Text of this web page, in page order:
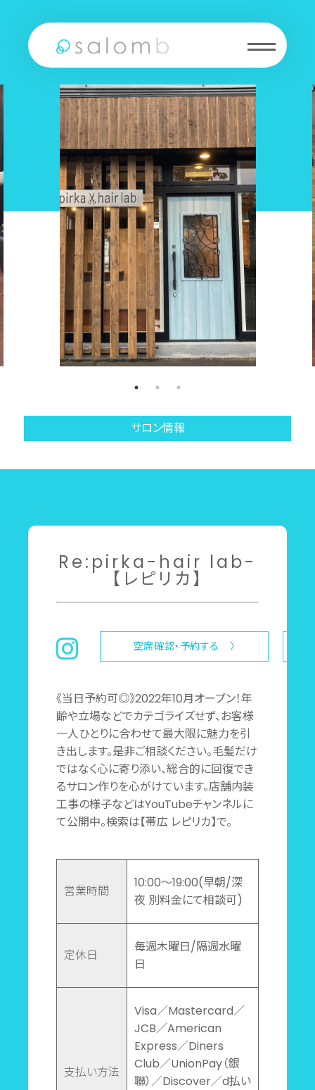
サロン情報
Re:pirka-hair lab-
【レピリカ】
空席確認・予約する 〉
《当日予約可◎》2022年10月オープン！年
齢や立場などでカテゴライズせず、お客様
一人ひとりに合わせて最大限に魅力を引
き出します。是非ご相談ください。毛髪だけ
ではなく心に寄り添い、総合的に回復でき
るサロン作りを心がけています。店舗内装
工事の様子などはYouTubeチャンネルに
て公開中。検索は【帯広 レピリカ】で。
営業時間
10:00～19:00(早朝/深
夜 別料金にて相談可)
定休日
毎週木曜日/隔週水曜
日
支払い方法
Visa／Mastercard／
JCB／American
Express／Diners
Club／UnionPay（銀
聯）／Discover／d払い